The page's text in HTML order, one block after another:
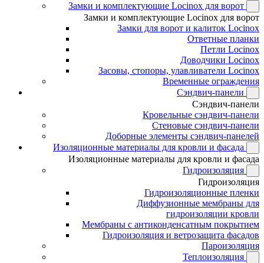
Замки и комплектующие Locinox для ворот
Замки и комплектующие Locinox для ворот
Замки для ворот и калиток Locinox
Ответные планки
Петли Locinox
Доводчики Locinox
Засовы, стопоры, улавливатели Locinox
Временные ограждения
Сэндвич-панели
Сэндвич-панели
Кровельные сэндвич-панели
Стеновые сэндвич-панели
Доборные элементы сэндвич-панелей
Изоляционные материалы для кровли и фасада
Изоляционные материалы для кровли и фасада
Гидроизоляция
Гидроизоляция
Гидроизоляционные пленки
Диффузионные мембраны для
гидроизоляции кровли
Мембраны с антиконденсатным покрытием
Гидроизоляция и ветрозащита фасадов
Пароизоляция
Теплоизоляция